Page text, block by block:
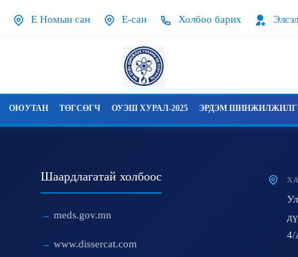
Е Номын сан Е-сан Холбоо барих
ОЮУТАН ТӨГСӨГЧ ОУЭШ ХУРАЛ-2025 ЭРДЭМ
Шаардлагатай холбоос
meds.gov.mn
www.dissercat.com
4/